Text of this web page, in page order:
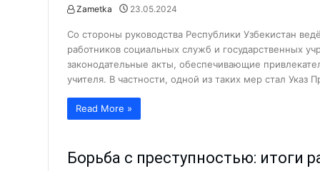
Человечность — это про
Что входит в полномочия
Злоумышленники вынесли
Zametka 23.05.2024
Со стороны руководства Республики Узбекистан
работников социальных служб и государственных
законодательные акты, обеспечивающие
учителя. В частности, одной из таких мер стал
Read More »
Борьба с преступностью: итоги